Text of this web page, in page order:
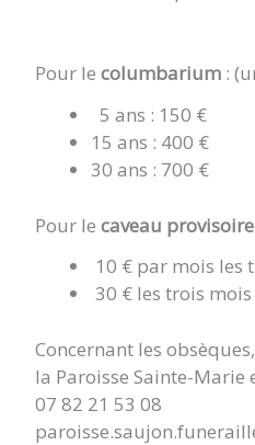
Pour le columbarium :
5 ans : 150 €
15 ans : 400 €
30 ans : 700 €
Pour le caveau provisoire
10 € par mois les
30 € les trois
Concernant les
la Paroisse Sainte-Marie
07 82 21 53 08